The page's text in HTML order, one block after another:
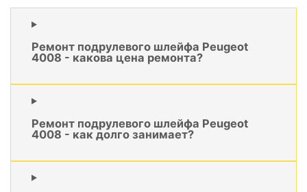
Ремонт подрулевого шлейфа Peugeot
4008 - какова цена ремонта?
Ремонт подрулевого шлейфа Peugeot
4008 - как долго занимает?